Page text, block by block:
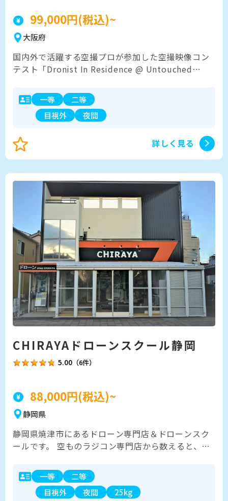
99,000円(税込)~
大阪府
国内外で活躍する空撮プロが参加した空撮映像コン
テスト「Dronist In Residence @ Untouched
ンストラクターが直接ご指導させて頂きます。 ま
た、ドローンの産業活用に特化しており、ドローン
空撮はもちろん、外壁調査や橋梁などの点検・測
までドローンの基礎技術・基礎知識という考えであ
り、運用知技術・運用知識を持った産業活用できる
は撮影技術だけでなく、解析・報告書作成に関して
もサポートしております。資格を取得した後もアフ
ターサポートにより、即戦力として活躍できるドロ
ーン操縦士の育成を目指しています。
一等
二等
目視外
夜間
詳しく見る
CHIRAYAドローンスクール静岡
5.00 （6件）
88,000円(税込)~
静岡県
静岡県焼津市にあるドローン専門店＆ドローンスク
ールです。 空ものラジコン専門店から数えると、無
ドローン業界では老舗のプロです。 趣味から農業
用・産業用ドローンなど幅広く対応いたします。 湖
西市には自前の飛行場を構えたスクール拠点もござ
一等
二等
目視外
夜間 25kg